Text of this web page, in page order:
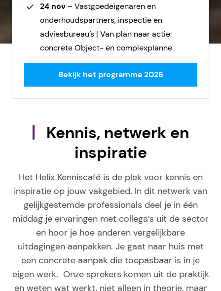
24 nov – Vastgoedeigenaren en
onderhoudspartners, inspectie en
adviesbureau’s | Van plan naar actie:
concrete Object- en complexplanne
Bekijk het programma 2026
Kennis, netwerk en
inspiratie
Het Helix Kenniscafé is de plek voor kennis en
inspiratie op jouw vakgebied. In dit netwerk van
gelijkgestemde professionals deel je in één
middag je ervaringen met collega’s uit de sector
en hoor je hoe anderen vergelijkbare
uitdagingen aanpakken. Je gaat naar huis met
een concrete aanpak die toepasbaar is in je
eigen werk. Onze sprekers komen uit de praktijk
en weten wat werkt, niet alleen in theorie, maar